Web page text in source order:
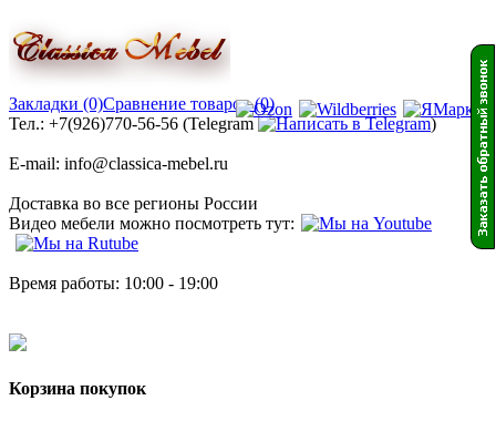
Закладки (0)Сравнение товаров (0)
Тел.: +7(926)770-56-56 (Telegram
)
E-mail: info@classica-mebel.ru
Доставка во все регионы России
Видео мебели можно посмотреть тут:
Время работы: 10:00 - 19:00
Корзина покупок